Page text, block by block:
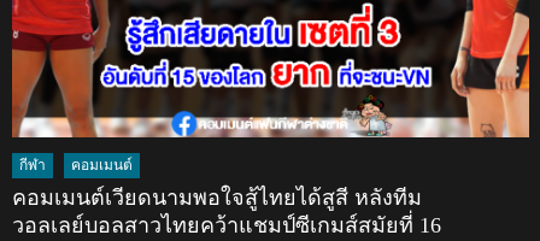
กีฬา คอมเมนต์
คอมเมนต์เวียดนามพอใจสู้ไทยได้สูสี หลังทีม
วอลเลย์บอลสาวไทยคว้าแชมป์ซีเกมส์สมัยที่ 16